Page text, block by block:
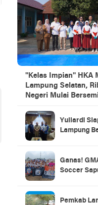
"Kelas Impian" HKA
Lampung Selatan,
Negeri Mulai
Yuliardi
Lampung
Ganas!
Soccer
Pemkab